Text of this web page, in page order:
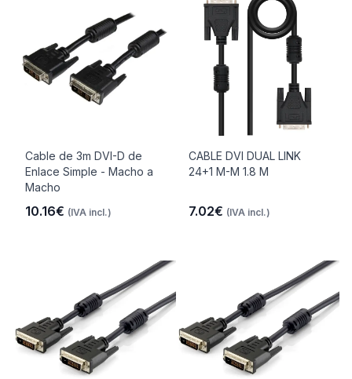
Cable de 3m DVI-D de
Enlace Simple - Macho a
Macho
10.16€ (IVA incl.)
CABLE DVI DUAL LINK
24+1 M-M 1.8 M
7.02€ (IVA incl.)